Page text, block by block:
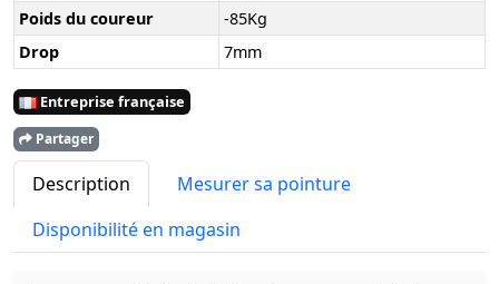
Poids du coureur
-85Kg
Drop
7mm
Entreprise française
Partager
Description
Mesurer sa pointure
Disponibilité en magasin